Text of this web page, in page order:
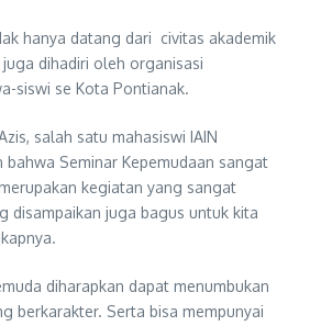
hanya datang dari civitas akademik
dihadiri oleh organisasi
siswi se Kota Pontianak.
salah satu mahasiswi IAIN
Seminar Kepemudaan sangat
kegiatan yang sangat
disampaikan juga bagus untuk kita
diharapkan dapat menumbukan
berkarakter. Serta bisa mempunyai